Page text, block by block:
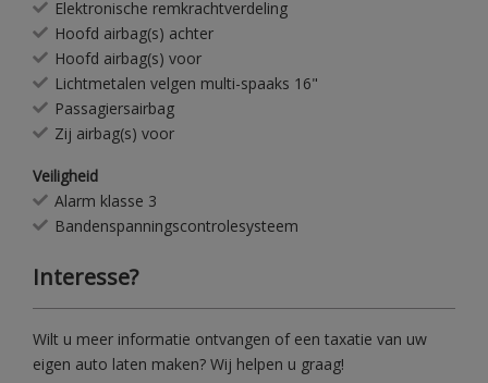
Elektronische remkrachtverdeling
Hoofd airbag(s) achter
Hoofd airbag(s) voor
Lichtmetalen velgen multi-spaaks 16"
Passagiersairbag
Zij airbag(s) voor
Veiligheid
Alarm klasse 3
Bandenspanningscontrolesysteem
Interesse?
Wilt u meer informatie ontvangen of een taxatie van uw
eigen auto laten maken? Wij helpen u graag!